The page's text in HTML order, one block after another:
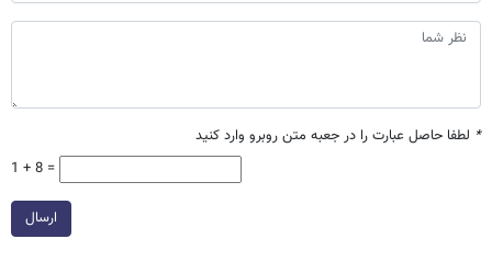
* لطفا حاصل عبارت را در جعبه متن روبرو وارد کنید
1 + 8 =
ارسال